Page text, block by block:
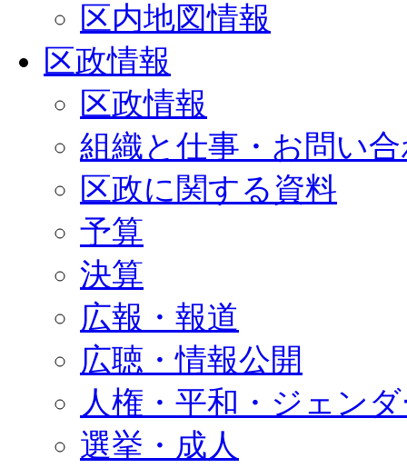
区内地図情報
区政情報
区政情報
組織と仕事・お問い
区政に関する資料
予算
決算
広報・報道
広聴・情報公開
人権・平和・ジェン
選挙・成人